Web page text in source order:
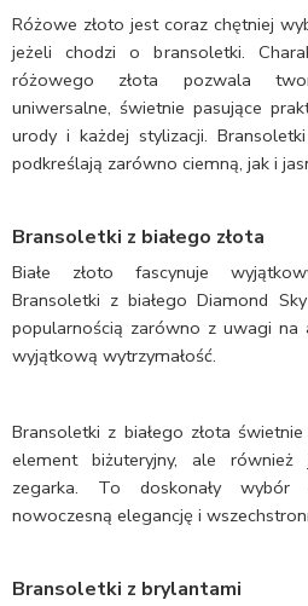
Różowe złoto jest coraz chętniej
jeżeli chodzi o bransoletki.
różowego złota pozwala
uniwersalne, świetnie pasujące
urody i każdej stylizacji.
podkreślają zarówno ciemną, jak i
Bransoletki z białego złota
Białe złoto fascynuje
Bransoletki z białego Diamond
popularnością zarówno z uwagi na
wyjątkową wytrzymałość.
Bransoletki z białego złota
element biżuteryjny, ale również
zegarka. To doskonały wybór
nowoczesną elegancję i
Bransoletki z brylantami